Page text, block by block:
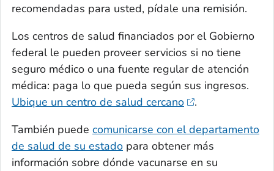
recomendadas para usted, pídale una remisión.
Los centros de salud financiados por el Gobierno
federal le pueden proveer servicios si no tiene
seguro médico o una fuente regular de atención
médica: paga lo que pueda según sus ingresos.
Ubique un centro de salud cercano
.
También puede comunicarse con el departamento
de salud de su estado para obtener más
información sobre dónde vacunarse en su